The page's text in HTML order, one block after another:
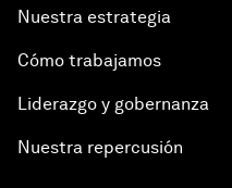
Nuestra estrategia
Cómo trabajamos
Liderazgo y gobernanza
Nuestra repercusión